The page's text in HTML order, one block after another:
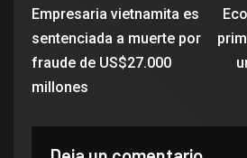
Empresaria vietnamita es
sentenciada a muerte por
fraude de US$27.000
millones